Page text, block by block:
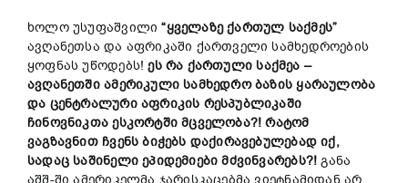
ხოლო უსუფაშვილი“ყველაზე ქართულ საქმეს”
ავღანეთსა და აფრიკაში ქართველი სამხედროების
ყოფნას უწოდებს!ეს რა ქართული საქმეა –
ავღანეთში ამერიკული სამხედრო ბაზის ყარაულობა
და ცენტრალური აფრიკის რესპუბლიკაში
ჩინოვნიკთა ესკორტში მცველობა?! რატომ
ვაგზავნით ჩვენს ბიჭებს დაქირავებულებად იქ,
სადაც საშინელი ეპიდემიები მძვინვარებს?!განა
აშშ-ში ამერიკელმა ჯარისკაცებმა ვიეტნამიდან არ